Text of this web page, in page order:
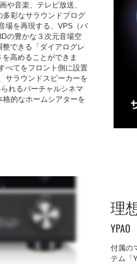
や音楽、テレビ放送、
彩なサラウンドプログ
場を再現する、VPS（バ
の豊かな３次元音場空
できる「ダイアログレ
高めることができま
べてをフロント側に設置
サラウンドスピーカーを
れるバーチャルシネマ
的なホームシアターを
理
YPAO
付属の
テム「